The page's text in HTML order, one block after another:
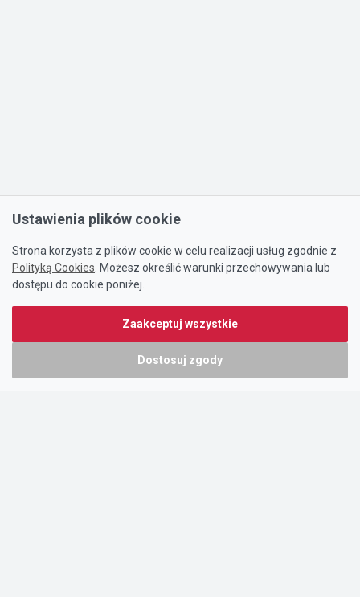
Ustawienia plików cookie
Strona korzysta z plików cookie w celu realizacji usług zgodnie z
Polityką Cookies . Możesz określić warunki przechowywania lub
dostępu do cookie poniżej.
Zaakceptuj wszystkie
Dostosuj zgody